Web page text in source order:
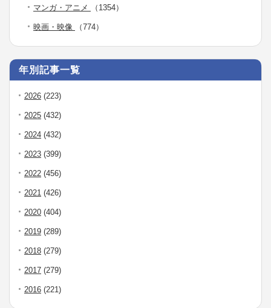
マンガ・アニメ （1354）
映画・映像 （774）
年別記事一覧
2026 (223)
2025 (432)
2024 (432)
2023 (399)
2022 (456)
2021 (426)
2020 (404)
2019 (289)
2018 (279)
2017 (279)
2016 (221)